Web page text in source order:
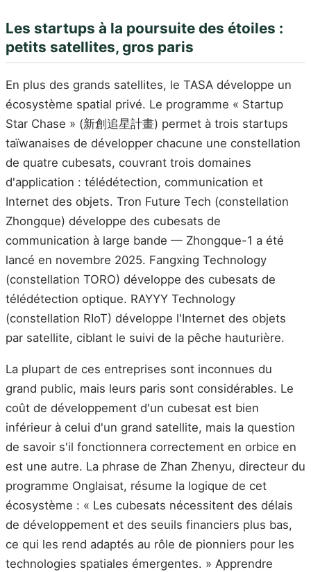
Les startups à la poursuite des étoiles :
petits satellites, gros paris
En plus des grands satellites, le TASA développe un
écosystème spatial privé. Le programme « Startup
Star Chase » (新創追星計畫) permet à trois startups
taïwanaises de développer chacune une constellation
de quatre cubesats, couvrant trois domaines
d'application : télédétection, communication et
Internet des objets. Tron Future Tech (constellation
Zhongque) développe des cubesats de
communication à large bande — Zhongque-1 a été
lancé en novembre 2025. Fangxing Technology
(constellation TORO) développe des cubesats de
télédétection optique. RAYYY Technology
(constellation RIoT) développe l'Internet des objets
par satellite, ciblant le suivi de la pêche hauturière.
La plupart de ces entreprises sont inconnues du
grand public, mais leurs paris sont considérables. Le
coût de développement d'un cubesat est bien
inférieur à celui d'un grand satellite, mais la question
de savoir s'il fonctionnera correctement en orbice en
est une autre. La phrase de Zhan Zhenyu, directeur du
programme Onglaisat, résume la logique de cet
écosystème : « Les cubesats nécessitent des délais
de développement et des seuils financiers plus bas,
ce qui les rend adaptés au rôle de pionniers pour les
technologies spatiales émergentes. » Apprendre